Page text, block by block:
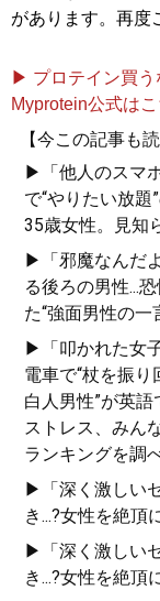
があります。再度
▶ プロテイン買う
Myprotein公式は
【今この記事も
▶「他人のスマ
で“やりたい放題
35歳女性。見知
▶「邪魔なんだ
る後ろの男性...
た“強面男性の一
▶「叩かれた女
電車で“杖を振り
白人男性”が英
ストレス、みん
ランキングを調
▶「深く激しい
き...?女性を絶頂
▶「深く激しい
き...?女性を絶頂